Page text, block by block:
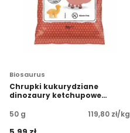
Biosaurus
Chrupki kukurydziane
dinozaury ketchupowe
50 g
119,80 zł/kg